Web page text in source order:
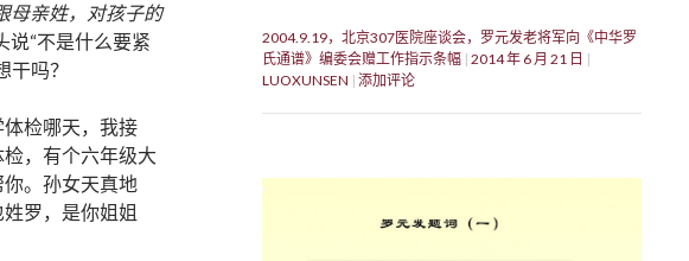
母亲姓，对孩子的
说“不是什么要紧
吗？
检哪天，我接
，有个六年级大
。孙女天真地
罗，是你姐姐
2004.9.19，北京307医院座谈会，罗元发老将军向《中华罗
氏通谱》编委会赠工作指示条幅 2014 年 6 月 21 日
LUOXUNSEN 添加评论